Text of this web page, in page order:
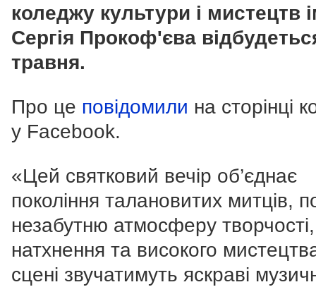
коледжу культури і мистецтв
Сергія Прокоф'єва
травня.
Про це повідомили на сторінці
у Facebook.
«Цей святковий вечір об’єднає
покоління талановитих митців,
незабутню атмосферу творчості,
натхнення та високого
сцені звучатимуть яскраві